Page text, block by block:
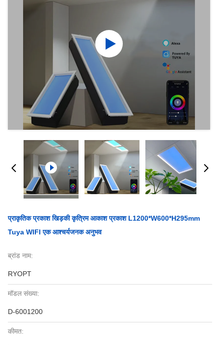
प्राकृतिक प्रकाश खिड़की कृत्रिम आकाश प्रकाश L1200*W600*H295mm
Tuya WIFI एक आश्चर्यजनक अनुभव
ब्रांड नाम:
RYOPT
मॉडल संख्या:
D-6001200
कीमत: